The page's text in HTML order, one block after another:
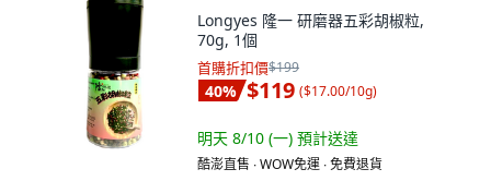
Longyes 隆一 研磨器五彩胡椒粒,
70g, 1個
首購折扣價$199
40% $119 ($17.00/10g)
明天 8/10 (一) 預計送達
酷澎直售 ∙ WOW免運 ∙ 免費退貨